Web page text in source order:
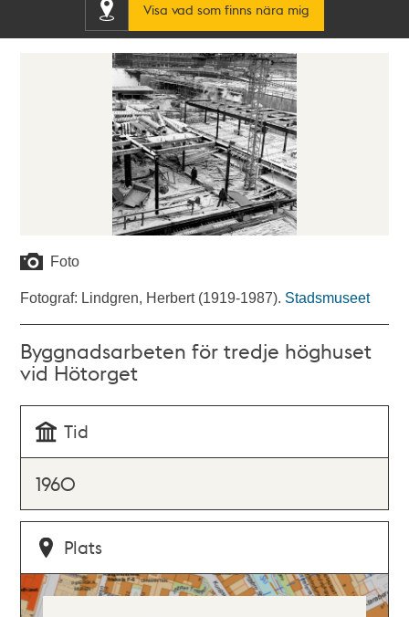
Visa vad som finns nära mig
Foto
Fotograf: Lindgren, Herbert (1919-1987). Stadsmuseet
Byggnadsarbeten för tredje höghuset
vid Hötorget
Tid
1960
Plats